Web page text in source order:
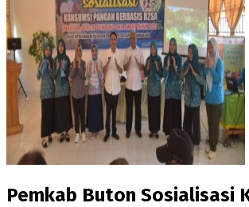
Pemkab Buton Sosialisasi